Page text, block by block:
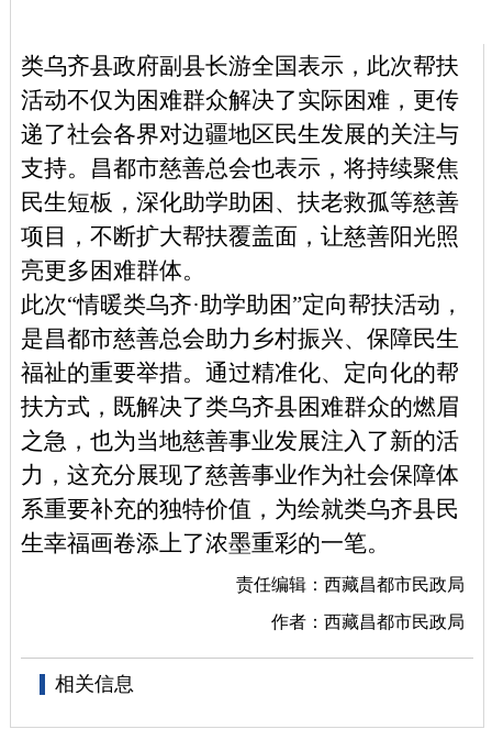
类乌齐县政府副县长游全国表示，此次帮扶
活动不仅为困难群众解决了实际困难，更传
递了社会各界对边疆地区民生发展的关注与
支持。昌都市慈善总会也表示，将持续聚焦
民生短板，深化助学助困、扶老救孤等慈善
项目，不断扩大帮扶覆盖面，让慈善阳光照
亮更多困难群体。
此次“情暖类乌齐·助学助困”定向帮扶活动，
是昌都市慈善总会助力乡村振兴、保障民生
福祉的重要举措。通过精准化、定向化的帮
扶方式，既解决了类乌齐县困难群众的燃眉
之急，也为当地慈善事业发展注入了新的活
力，这充分展现了慈善事业作为社会保障体
系重要补充的独特价值，为绘就类乌齐县民
生幸福画卷添上了浓墨重彩的一笔。
责任编辑：西藏昌都市民政局
作者：西藏昌都市民政局
相关信息